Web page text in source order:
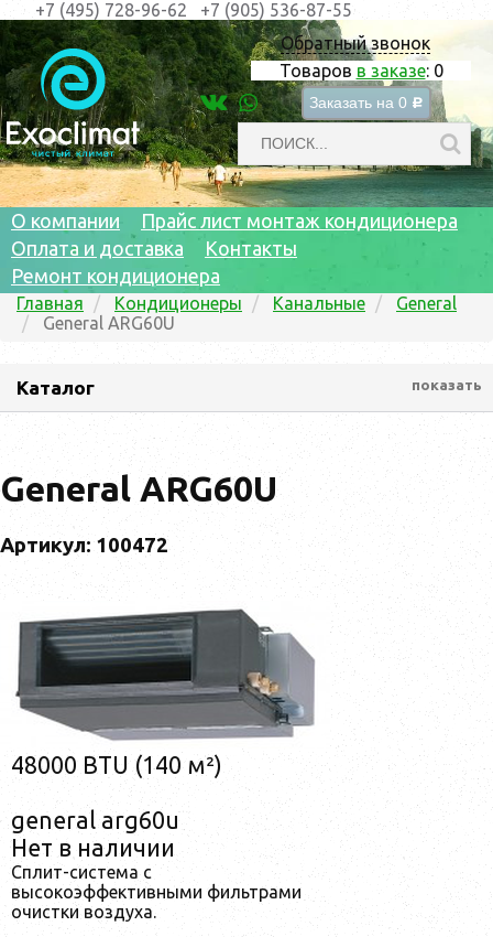
Обратный звонок
Товаров в заказе: 0
Заказать на 0 c
+7 (495) 728-96-62 +7 (905) 536-87-55
О компании
Прайс лист монтаж кондиционера
Оплата и доставка
Контакты
Ремонт кондиционера
Главная Кондиционеры Канальные
General
General ARG60U
Каталог показать
General ARG60U
Артикул: 100472
48000 BTU (140 м²)
general arg60u
Нет в наличии
Сплит-система с
высокоэффективными фильтрами
очистки воздуха.